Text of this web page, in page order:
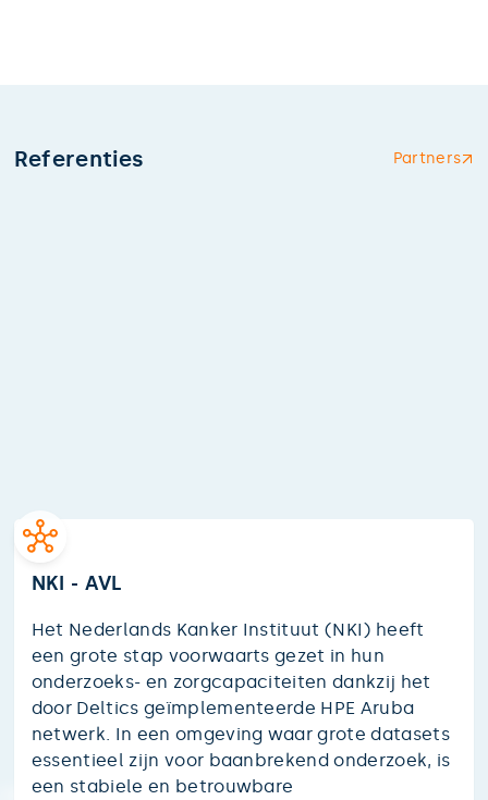
Referenties Partners
NKI - AVL
Het Nederlands Kanker Instituut (NKI) heeft
een grote stap voorwaarts gezet in hun
onderzoeks- en zorgcapaciteiten dankzij het
door Deltics geïmplementeerde HPE Aruba
netwerk. In een omgeving waar grote datasets
essentieel zijn voor baanbrekend onderzoek, is
een stabiele en betrouwbare